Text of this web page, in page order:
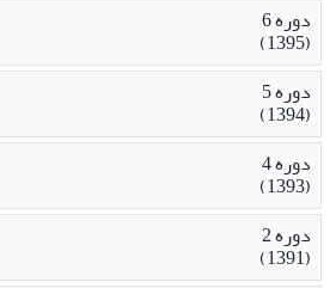
دوره 6
(1395)
دوره 5
(1394)
دوره 4
(1393)
دوره 2
(1391)